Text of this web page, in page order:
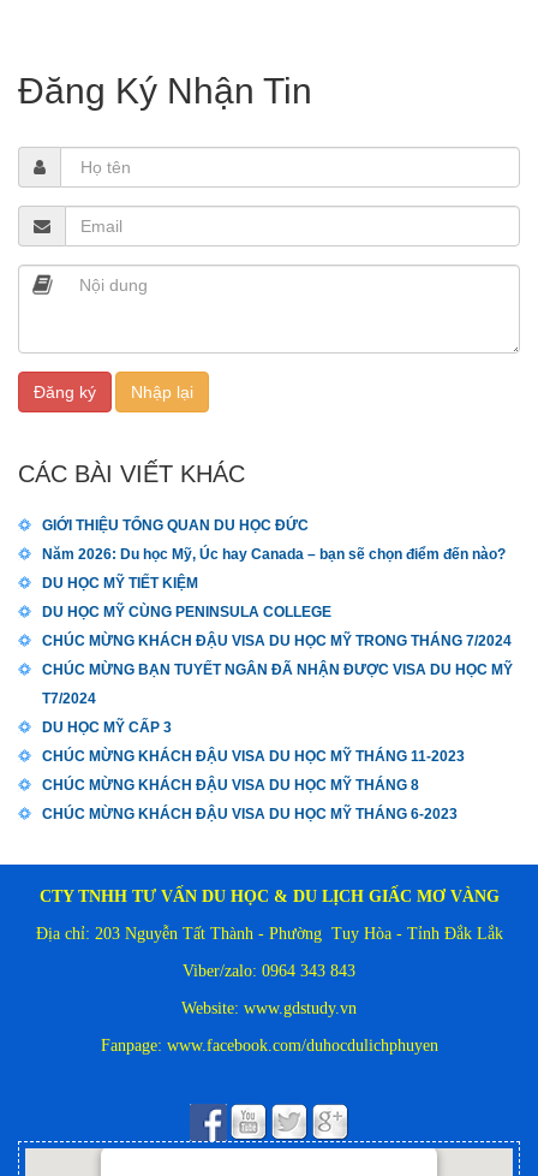
Đăng Ký Nhận Tin
CÁC BÀI VIẾT KHÁC
GIỚI THIỆU TỔNG QUAN DU HỌC ĐỨC
Năm 2026: Du học Mỹ, Úc hay Canada – bạn sẽ chọn điểm đến nào?
DU HỌC MỸ TIẾT KIỆM
DU HỌC MỸ CÙNG PENINSULA COLLEGE
CHÚC MỪNG KHÁCH ĐẬU VISA DU HỌC MỸ TRONG THÁNG 7/2024
CHÚC MỪNG BẠN TUYẾT NGÂN ĐÃ NHẬN ĐƯỢC VISA DU HỌC MỸ
T7/2024
DU HỌC MỸ CẤP 3
CHÚC MỪNG KHÁCH ĐẬU VISA DU HỌC MỸ THÁNG 11-2023
CHÚC MỪNG KHÁCH ĐẬU VISA DU HỌC MỸ THÁNG 8
CHÚC MỪNG KHÁCH ĐẬU VISA DU HỌC MỸ THÁNG 6-2023
CTY TNHH TƯ VẤN DU HỌC & DU LỊCH GIẤC MƠ VÀNG
Địa chỉ: 203 Nguyễn Tất Thành - Phường Tuy Hòa - Tỉnh Đắk Lắk
Viber/zalo: 0964 343 843
Website: www.gdstudy.vn
Fanpage: www.facebook.com/duhocdulichphuyen